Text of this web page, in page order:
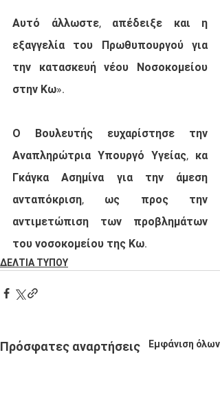
Αυτό άλλωστε, απέδειξε και η
εξαγγελία του Πρωθυπουργού για
την κατασκευή νέου Νοσοκομείου
στην Κω».
Ο Βουλευτής ευχαρίστησε την
Αναπληρώτρια Υπουργό Υγείας, κα
Γκάγκα Ασημίνα για την άμεση
ανταπόκριση, ως προς την
αντιμετώπιση των προβλημάτων
του νοσοκομείου της Κω.
ΔΕΛΤΙΑ ΤΥΠΟΥ
Πρόσφατες αναρτήσεις Εμφάνιση όλων